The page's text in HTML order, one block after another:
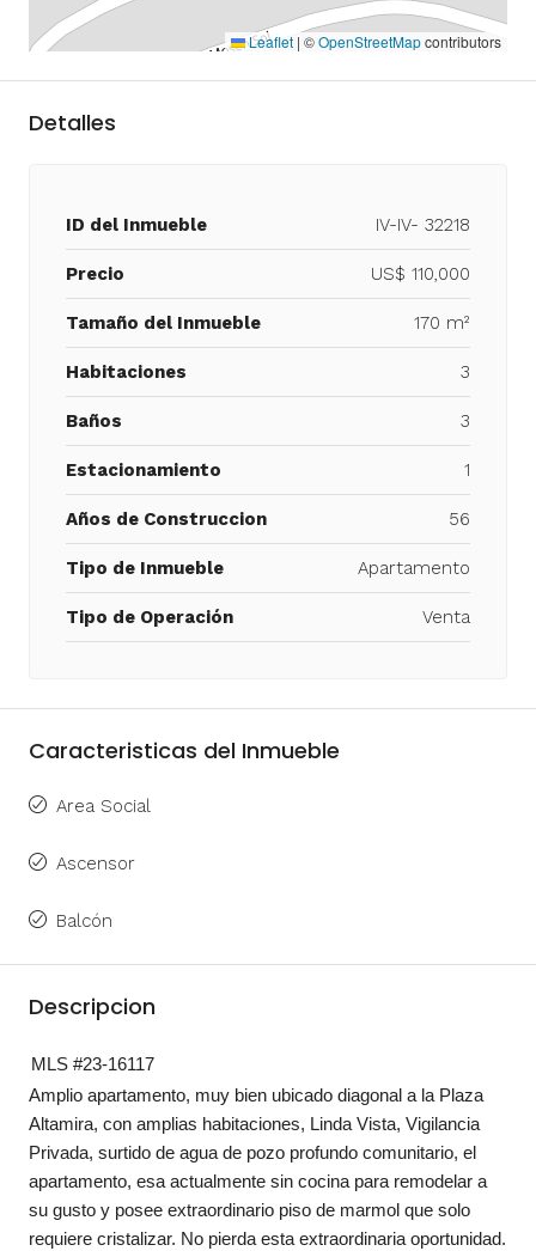
Leaflet | ©OpenStreetMapcontributors
Detalles
ID del Inmueble IV-IV- 32218
Precio US$ 110,000
Tamaño del Inmueble 170 m²
Habitaciones 3
Baños 3
Estacionamiento 1
Años de Construccion 56
Tipo de Inmueble Apartamento
Tipo de Operación Venta
Caracteristicas del Inmueble
Area Social
Ascensor
Balcón
Descripcion
MLS #23-16117
Amplio apartamento, muy bien ubicado diagonal a la Plaza
Altamira, con amplias habitaciones, Linda Vista, Vigilancia
Privada, surtido de agua de pozo profundo comunitario, el
apartamento, esa actualmente sin cocina para remodelar a
su gusto y posee extraordinario piso de marmol que solo
requiere cristalizar. No pierda esta extraordinaria oportunidad.